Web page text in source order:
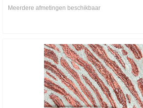
Meerdere afmetingen beschikbaar